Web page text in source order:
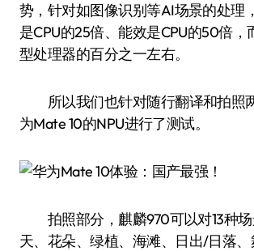
势，针对如图像识别等AI场景的处理
是CPU的25倍、能效是CPU的50倍，
型处理器的百分之一左右。
所以我们也针对随行翻译和拍照
为Mate 10的NPU进行了测试。
拍照部分，麒麟970可以对13种场
天、花朵、绿植、海滩、日出/日落、